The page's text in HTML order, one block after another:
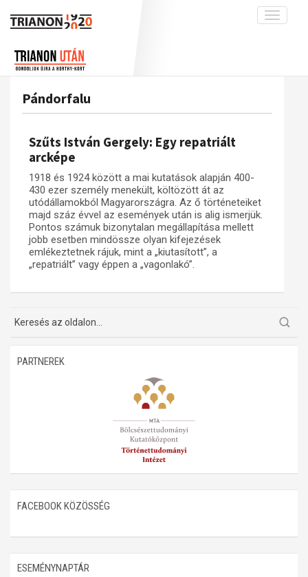
Toggle
A békerendszer megszilárdulása
Galéria
Adatbázis
Emlékművek (feltöltés alatt)
Menekültek
Visszhang
Publikációk
Kapcsolat
Trianon-kommentár
Pándorfalu
Szűts István Gergely: Egy repatriált
arcképe
1918 és 1924 között a mai kutatások alapján 400-
430 ezer személy menekült, költözött át az
utódállamokból Magyarországra. Az ő történeteiket
majd száz évvel az események után is alig ismerjük.
Pontos számuk bizonytalan megállapítása mellett
jobb esetben mindössze olyan kifejezések
emlékeztetnek rájuk, mint a „kiutasított”, a
„repatriált” vagy éppen a „vagonlakó”.
PARTNEREK
FACEBOOK KÖZÖSSÉG
ESEMÉNYNAPTÁR